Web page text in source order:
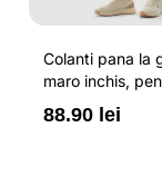
Colanti pana la
maro inchis,
femei, cu striatii
cusaturi plate 4F
88.90 lei